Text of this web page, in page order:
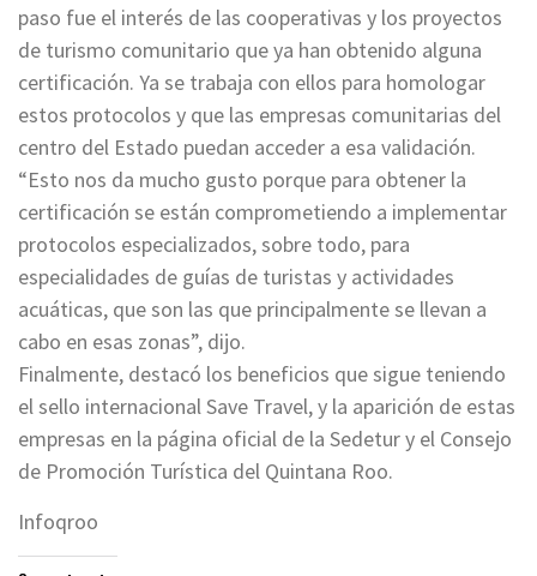
paso fue el interés de las cooperativas y los proyectos
de turismo comunitario que ya han obtenido alguna
certificación. Ya se trabaja con ellos para homologar
estos protocolos y que las empresas comunitarias del
centro del Estado puedan acceder a esa validación.
“Esto nos da mucho gusto porque para obtener la
certificación se están comprometiendo a implementar
protocolos especializados, sobre todo, para
especialidades de guías de turistas y actividades
acuáticas, que son las que principalmente se llevan a
cabo en esas zonas”, dijo.
Finalmente, destacó los beneficios que sigue teniendo
el sello internacional Save Travel, y la aparición de estas
empresas en la página oficial de la Sedetur y el Consejo
de Promoción Turística del Quintana Roo.
Infoqroo